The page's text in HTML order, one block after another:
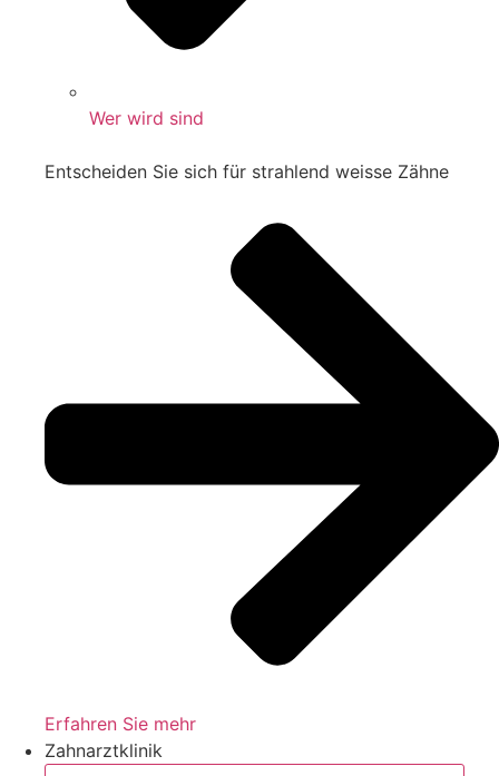
Wer wird sind
Entscheiden Sie sich für strahlend weisse Zähne
Erfahren Sie mehr
Zahnarztklinik